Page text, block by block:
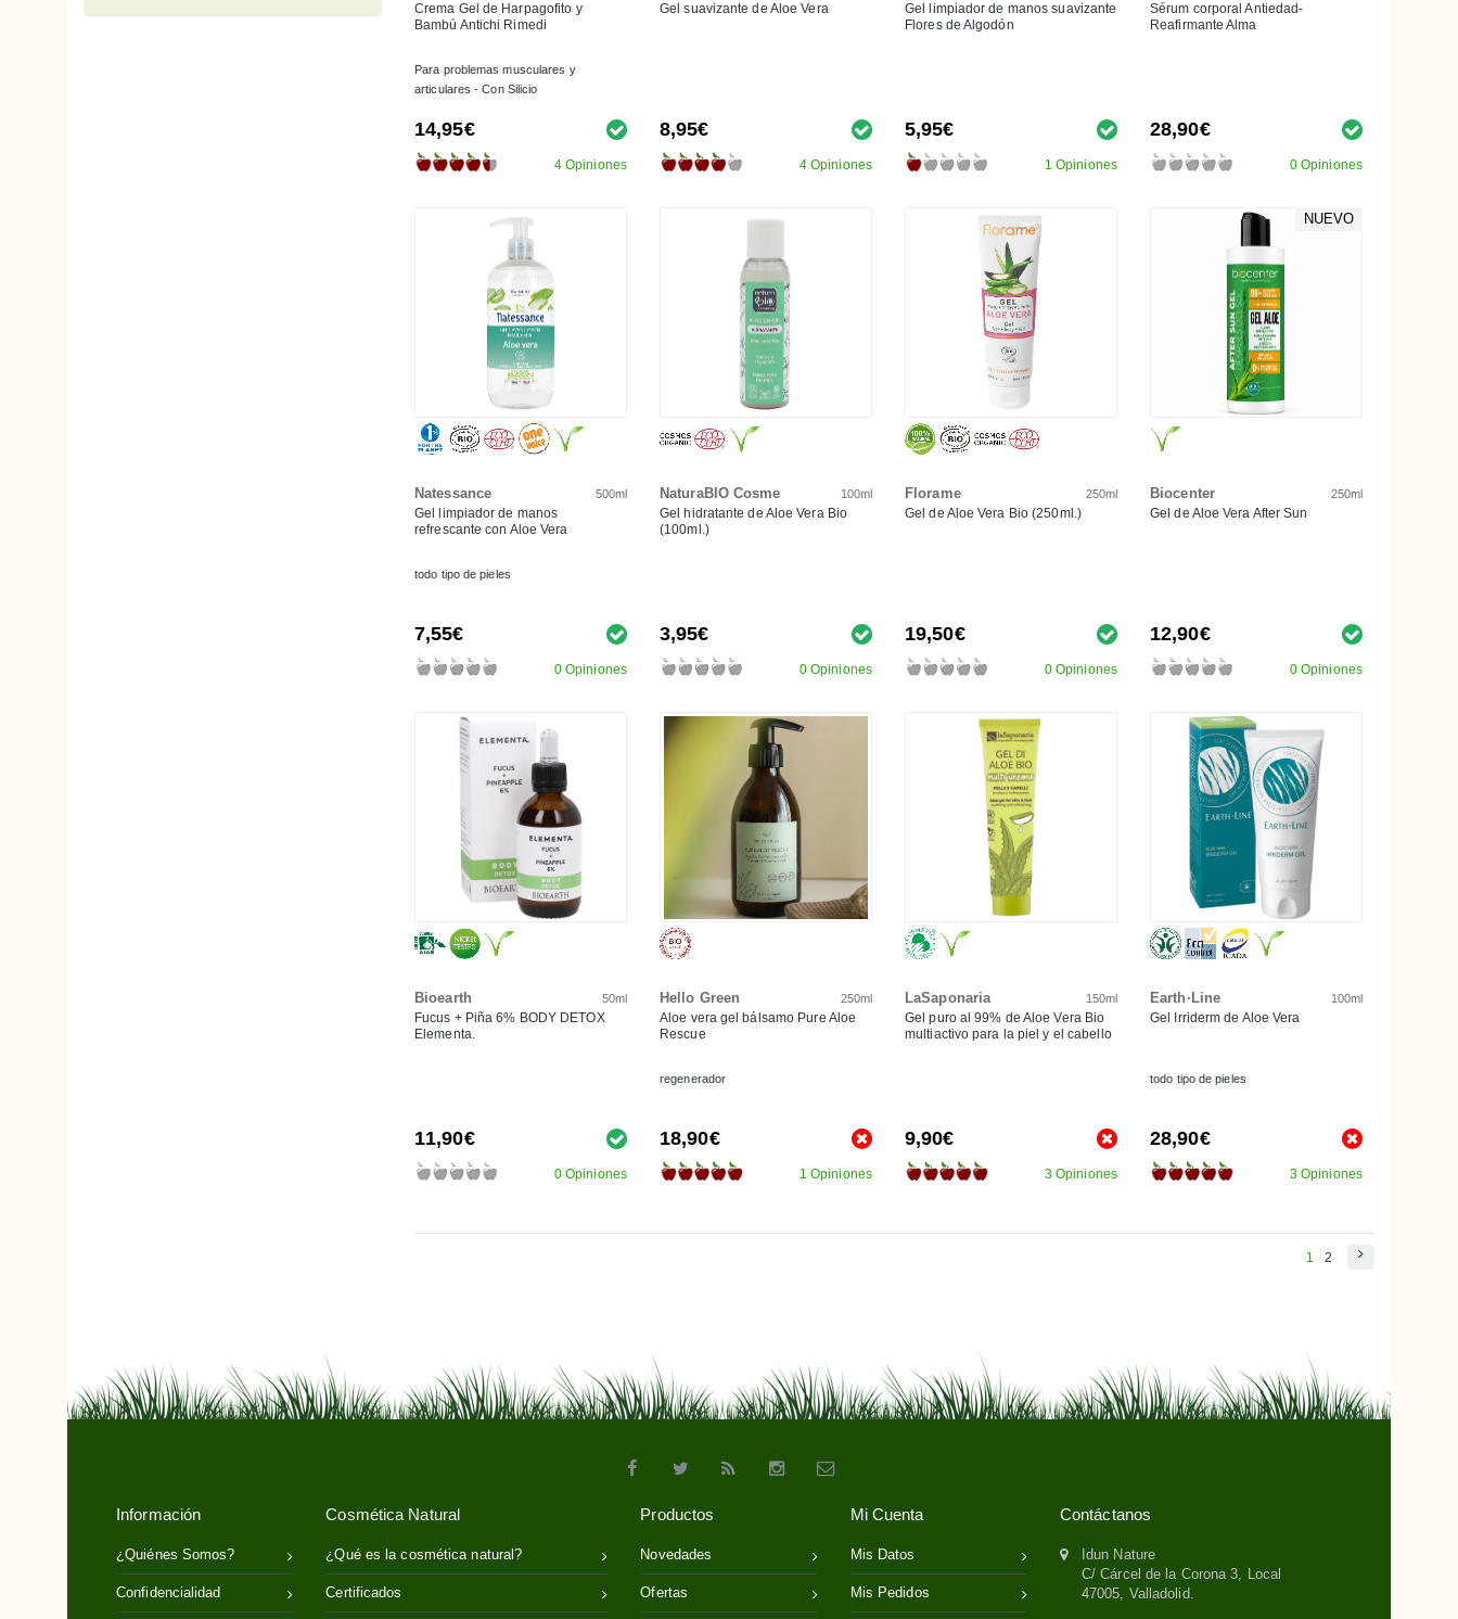
Sauce Blanco
Sésamo
Ulmaria o Reina de los prados
Vitamina E
Crema Gel de Harpagofito y
Bambú Antichi Rimedi
Para problemas musculares y
articulares - Con Silicio
14,95€
4 Opiniones
Gel suavizante de Aloe Vera
8,95€
4 Opiniones
Gel limpiador de manos suavizante
Flores de Algodón
5,95€
1 Opiniones
Sérum corporal Antiedad-
Reafirmante Alma
28,90€
0 Opiniones
Natessance 500ml
Gel limpiador de manos
refrescante con Aloe Vera
todo tipo de pieles
7,55€
0 Opiniones
NaturaBIO Cosme 100ml
Gel hidratante de Aloe Vera Bio
(100ml.)
3,95€
0 Opiniones
Florame 250ml
Gel de Aloe Vera Bio (250ml.)
19,50€
0 Opiniones
NUEVO
Biocenter 250ml
Gel de Aloe Vera After Sun
12,90€
0 Opiniones
Bioearth 50ml
Fucus + Piña 6% BODY DETOX
Elementa.
11,90€
0 Opiniones
Hello Green 250ml
Aloe vera gel bálsamo Pure Aloe
Rescue
regenerador
18,90€
1 Opiniones
LaSaponaria 150ml
Gel puro al 99% de Aloe Vera Bio
multiactivo para la piel y el cabello
9,90€
3 Opiniones
Earth·Line 100ml
Gel Irriderm de Aloe Vera
todo tipo de pieles
28,90€
3 Opiniones
1 2
Información
¿Quiénes Somos?
Confidencialidad
Cosmética Natural
¿Qué es la cosmética natural?
Certificados
Productos
Novedades
Ofertas
Mi Cuenta
Mis Datos
Mis Pedidos
Contáctanos
Idun Nature
C/ Cárcel de la Corona 3, Local
47005, Valladolid.